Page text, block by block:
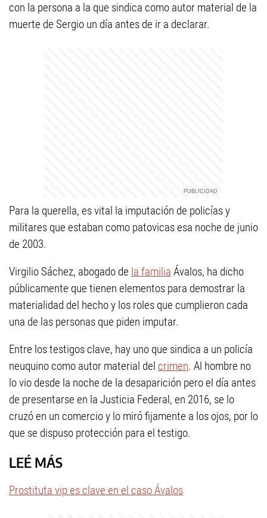
con la persona a la que sindica como autor material de la
muerte de Sergio un día antes de ir a declarar.
Para la querella, es vital la imputación de policías y
militares que estaban como patovicas esa noche de junio
de 2003.
Virgilio Sáchez, abogado de la familia Ávalos, ha dicho
públicamente que tienen elementos para demostrar la
materialidad del hecho y los roles que cumplieron cada
una de las personas que piden imputar.
Entre los testigos clave, hay uno que sindica a un policía
neuquino como autor material del crimen. Al hombre no
lo vio desde la noche de la desaparición pero el día antes
de presentarse en la Justicia Federal, en 2016, se lo
cruzó en un comercio y lo miró fijamente a los ojos, por lo
que se dispuso protección para el testigo.
LEÉ MÁS
Prostituta vip es clave en el caso Ávalos